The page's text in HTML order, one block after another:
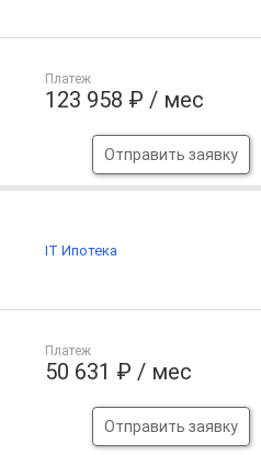
Платеж
123 958 ₽ / мес
Отправить заявку
Платеж
50 631 ₽ / мес
Отправить заявку
IT Ипотека